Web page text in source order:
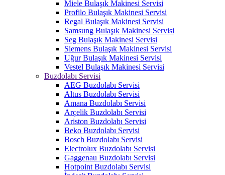
Miele Bulaşık Makinesi Servisi
Profilo Bulaşık Makinesi Servisi
Regal Bulaşık Makinesi Servisi
Samsung Bulaşık Makinesi Servisi
Seg Bulaşık Makinesi Servisi
Siemens Bulaşık Makinesi Servisi
Uğur Bulaşık Makinesi Servisi
Vestel Bulaşık Makinesi Servisi
Buzdolabı Servisi
AEG Buzdolabı Servisi
Altus Buzdolabı Servisi
Amana Buzdolabı Servisi
Arçelik Buzdolabı Servisi
Ariston Buzdolabı Servisi
Beko Buzdolabı Servisi
Bosch Buzdolabı Servisi
Electrolux Buzdolabı Servisi
Gaggenau Buzdolabı Servisi
Hotpoint Buzdolabı Servisi